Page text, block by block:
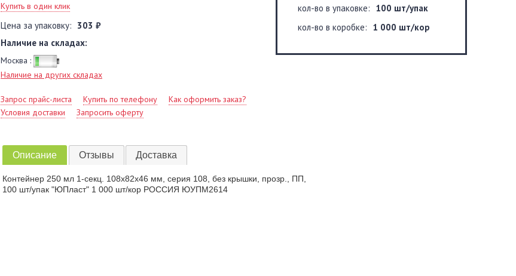
кол-во в упаковке: 100 шт/упак
кол-во в коробке: 1 000 шт/кор
Купить в один клик
Цена за упаковку: 303 ₽
Наличие на складах:
Москва :
Наличие на других складах
Запрос прайс-листа Купить по телефону
Как оформить заказ?
Условия доставки
Запросить оферту
Описание Отзывы Доставка
Контейнер 250 мл 1-секц. 108х82х46 мм, серия 108, без крышки, прозр., ПП,
100 шт/упак "ЮПласт" 1 000 шт/кор РОССИЯ ЮУПМ2614